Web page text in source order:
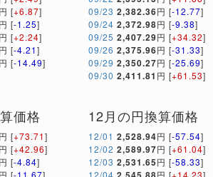
円 [+6.87]
円 [-1.25]
円 [+2.24]
円 [-4.21]
円 [-14.49]
09/23 2,382.36円 [-12.77]
09/24 2,372.98円 [-9.38]
09/25 2,407.29円 [+34.32]
09/26 2,375.96円 [-31.33]
09/29 2,350.27円 [-25.69]
09/30 2,411.81 円 [+61.53]
価格
円 [+73.71]
円 [+42.96]
円 [-4.84]
円 [-11.67]
12月の円換算価格
12/01 2,528.94円 [-57.54]
12/02 2,589.97円 [+61.04]
12/03 2,531.65円 [-58.33]
12/04
円 [+14.23]